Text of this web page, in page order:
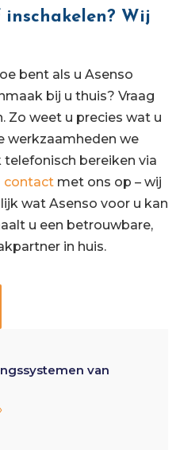
Wij
bent als u Asenso
bij u thuis? Vraag
Zo weet u precies wat u
werkzaamheden we
bereiken via
contact met ons op – wij
wat Asenso voor u kan
u een betrouwbare,
in huis.
van